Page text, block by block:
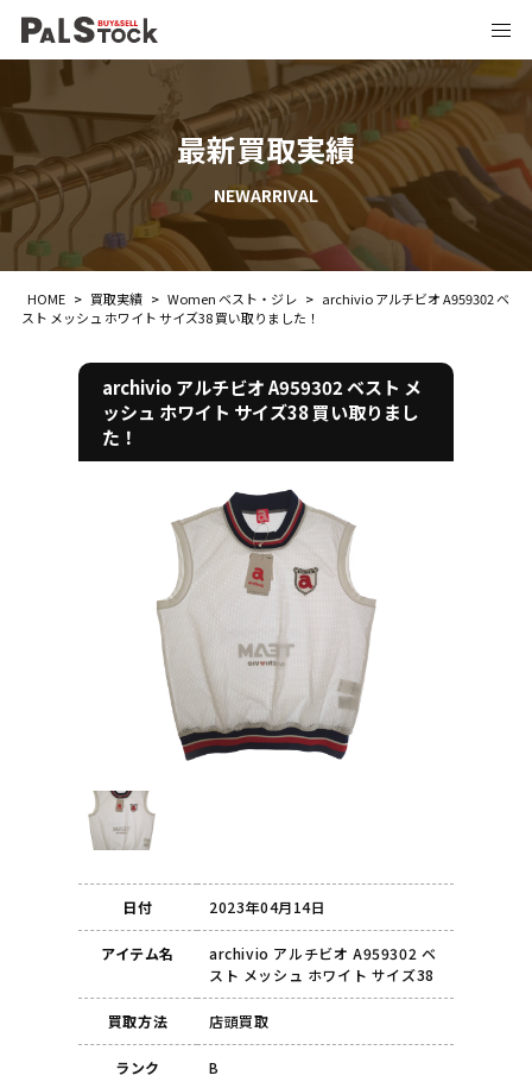
最新買取実績
NEWARRIVAL
HOME > 買取実績 > Women ベスト・ジレ > archivio アルチビオ A959302 ベ
スト メッシュ ホワイト サイズ38 買い取りました！
archivio アルチビオ A959302 ベスト メ
ッシュ ホワイト サイズ38 買い取りまし
た！
日付 2023年04月14日
アイテム名
archivio アルチビオ A959302 ベ
スト メッシュ ホワイト サイズ38
買取方法 店頭買取
ランク B